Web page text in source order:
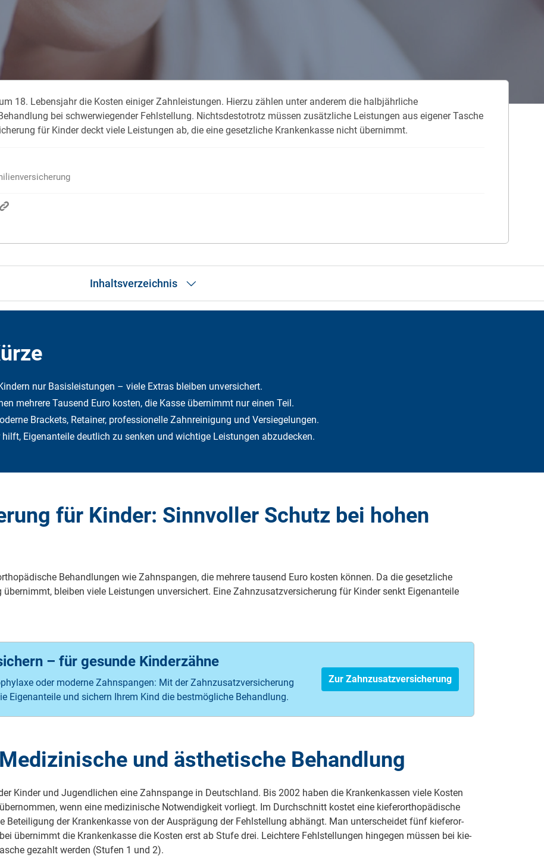
Packliste Urlaub
Portugal Urlaub
Urlaub mit Kindern
Ausfalldeckung in der Haftpflicht
Kurzschluss und Überspannung
Rauchmelder können Leben retten
18. Lebensjahr die Kosten einiger Zahnleistungen. Hierzu zählen unter anderem die halbjährliche
bei schwerwiegender Fehlstellung. Nichtsdestotrotz müssen zusätzliche Leistungen aus eigener Tasche
für Kinder deckt viele Leistungen ab, die eine gesetzliche Krankenkasse nicht übernimmt.
Inhaltsverzeichnis
Fazit
nur Basisleistungen – viele Extras bleiben unversichert.
mehrere Tausend Euro kosten, die Kasse übernimmt nur einen Teil.
Brackets, Retainer, professionelle Zahnreinigung und Versiegelungen.
Eigenanteile deutlich zu senken und wichtige Leistungen abzudecken.
für Kinder: Sinnvoller Schutz bei hohen
Behandlungen wie Zahnspangen, die mehrere tausend Euro kosten können. Da die gesetzliche
bleiben viele Leistungen unversichert. Eine Zahnzusatzversicherung für Kinder senkt Eigenanteile
– für gesunde Kinderzähne
oder moderne Zahnspangen: Mit der Zahnzusatzversicherung
Eigenanteile und sichern Ihrem Kind die bestmögliche Behandlung.
Zur Zahnzusatzversicherung
und ästhetische Behandlung
Kin­der und Ju­gend­lichen eine Zahn­span­ge in Deutsch­land. Bis 2002 haben die Krank­en­kas­sen viele Kos­ten
wenn eine me­di­zi­ni­sche Not­wen­dig­keit vorliegt. Im Durch­schnitt kos­tet eine kie­fer­or­tho­pä­di­sche
Be­tei­li­gung der Krank­en­kas­se von der Aus­prä­gung der Fehl­stel­lung ab­hängt. Man un­ter­schei­det fünf kie­fer­or­
über­nimmt die Krank­en­kas­se die Kos­ten erst ab Stu­fe drei. Leich­tere Fehl­stel­lun­gen hin­ge­gen müs­sen bei kie­
ge­zahlt wer­den (Stufen 1 und 2).